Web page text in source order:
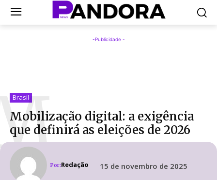
-Publicidade -
Brasil
Mobilização digital: a exigência
que definirá as eleições de 2026
Por:Redação 15 de novembro de 2025